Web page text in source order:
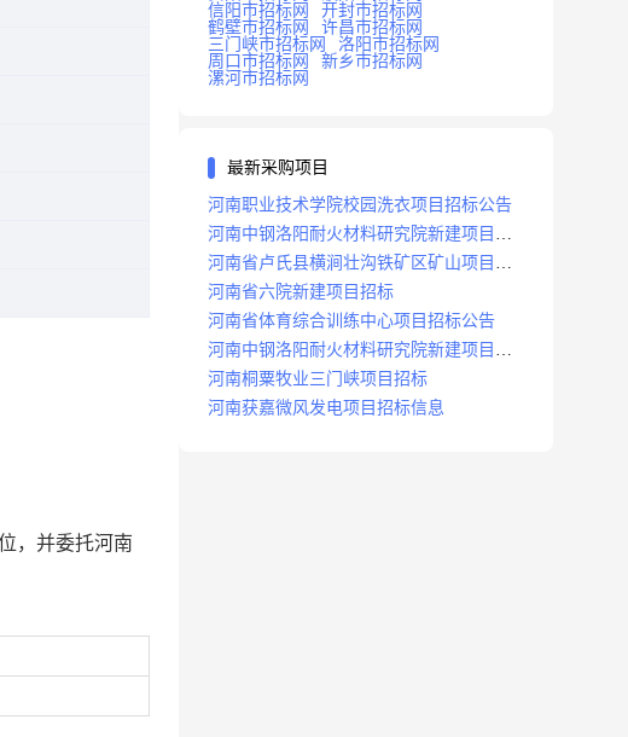
，并委托河南
信阳市招标网
开封市招标网
鹤壁市招标网
许昌市招标网
三门峡市招标网
洛阳市招标网
周口市招标网
新乡市招标网
漯河市招标网
最新采购项目
河南职业技术学院校园洗衣项目招标公告
河南中钢洛阳耐火材料研究院新建项目招
标
河南省卢氏县横涧壮沟铁矿区矿山项目招
标公告
河南省六院新建项目招标
河南省体育综合训练中心项目招标公告
河南中钢洛阳耐火材料研究院新建项目招
标
河南桐粟牧业三门峡项目招标
河南获嘉微风发电项目招标信息